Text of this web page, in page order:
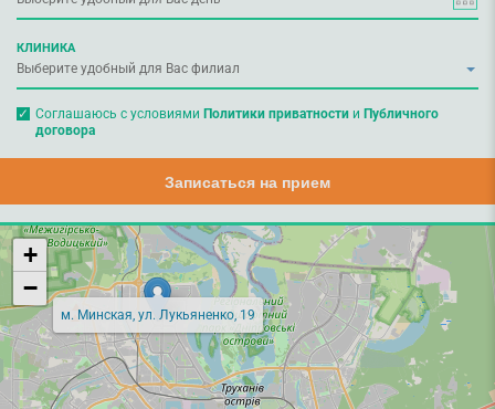
КЛИНИКА
Соглашаюсь с условиями Политики приватностии Публичного
договора
Записаться на прием
м. Минская, ул. Лукьяненко, 19
+
−